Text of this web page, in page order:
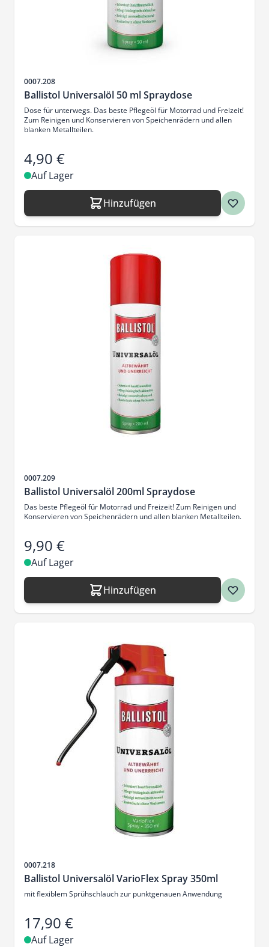
Artikelnr.
0007.208
Ballistol Universalöl 50 ml Spraydose
Dose für unterwegs. Das beste Pflegeöl für Motorrad und Freizeit!
Zum Reinigen und Konservieren von Speichenrädern und allen
blanken Metallteilen.
4,90 €
Auf Lager
Hinzufügen
Artikelnr.
0007.209
Ballistol Universalöl 200ml Spraydose
Das beste Pflegeöl für Motorrad und Freizeit! Zum Reinigen und
Konservieren von Speichenrädern und allen blanken Metallteilen.
9,90 €
Auf Lager
Hinzufügen
Artikelnr.
0007.218
Ballistol Universalöl VarioFlex Spray 350ml
mit flexiblem Sprühschlauch zur punktgenauen Anwendung
17,90 €
Auf Lager